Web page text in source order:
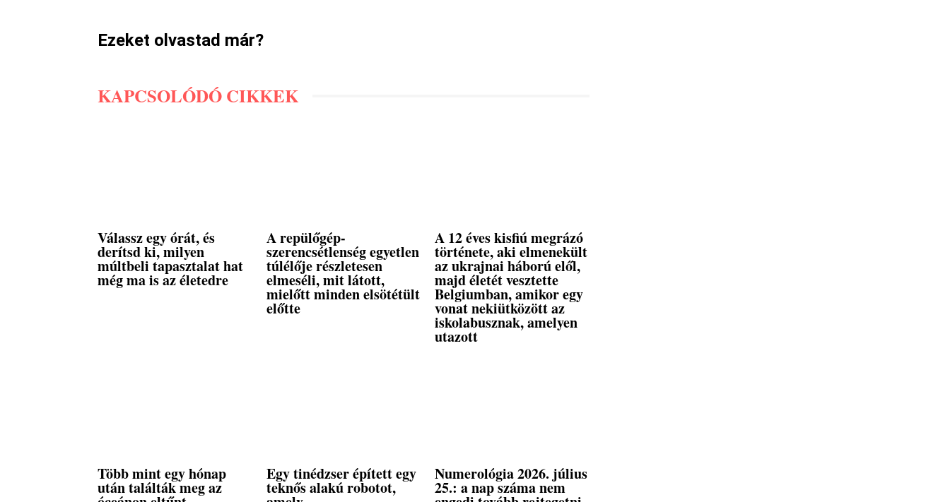
Ezeket olvastad már?
KAPCSOLÓDÓ CIKKEK
Válassz egy órát, és
derítsd ki, milyen
múltbeli tapasztalat hat
még ma is az életedre
A repülőgép-
szerencsétlenség egyetlen
túlélője részletesen
elmeséli, mit látott,
mielőtt minden elsötétült
előtte
A 12 éves kisfiú megrázó
története, aki elmenekült
az ukrajnai háború elől,
majd életét vesztette
Belgiumban, amikor egy
vonat nekiütközött az
iskolabusznak, amelyen
utazott
Több mint egy hónap
után találták meg az
Egy tinédzser épített egy
teknős alakú robotot,
Numerológia 2026. július
25.: a nap száma nem